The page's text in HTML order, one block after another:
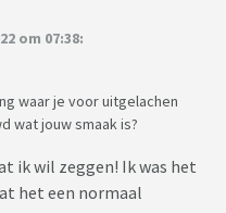
om 07:38:
waar je voor uitgelachen
wat jouw smaak is?
ik wil zeggen! Ik was het
het een normaal